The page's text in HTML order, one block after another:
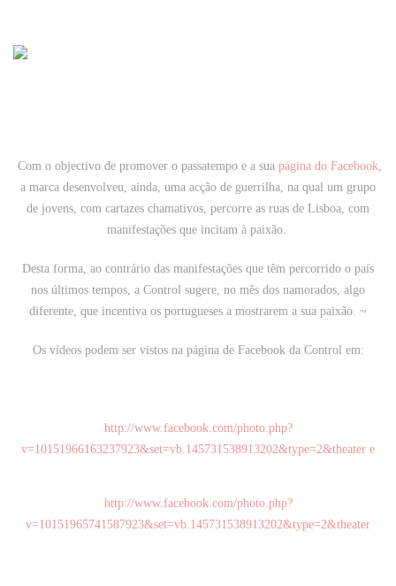
Com o objectivo de promover o passatempo e a sua página do Facebook,
a marca desenvolveu, ainda, uma acção de guerrilha, na qual um grupo
de jovens, com cartazes chamativos, percorre as ruas de Lisboa, com
manifestações que incitam à paixão.
Desta forma, ao contrário das manifestações que têm percorrido o país
nos últimos tempos, a Control sugere, no mês dos namorados, algo
diferente, que incentiva os portugueses a mostrarem a sua paixão. ~
Os vídeos podem ser vistos na página de Facebook da Control em:
http://www.facebook.com/photo.php?
v=10151966163237923&set=vb.145731538913202&type=2&theater e
http://www.facebook.com/photo.php?
v=10151965741587923&set=vb.145731538913202&type=2&theater